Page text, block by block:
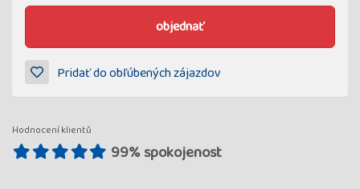
objednať
Pridať do obľúbených zájazdov
Hodnocení klientů
99% spokojenost